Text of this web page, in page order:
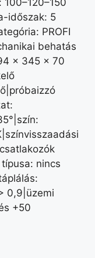
időszak: 5
PROFI
behatás
× 345 × 70
nincs
0,9|üzemi
+50